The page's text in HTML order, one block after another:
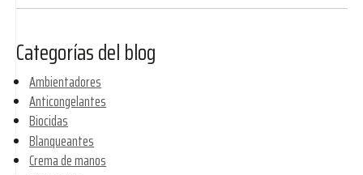
Categorías del blog
Ambientadores
Anticongelantes
Biocidas
Blanqueantes
Crema de manos